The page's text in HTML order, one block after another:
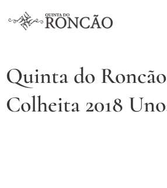
Quinta do
Colheita 2018